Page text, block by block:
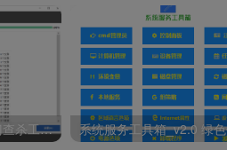
CCleaner一键检测后门查杀工具v6.18.10824中文专业版